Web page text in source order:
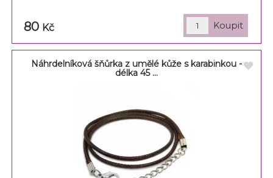
80 Kč
Náhrdelníková šňůrka z umělé kůže s karabinkou -
délka 45 ...